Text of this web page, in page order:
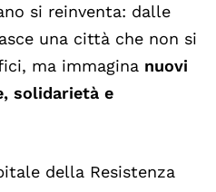
si reinventa: dalle
una città che non si
ma immagina nuovi
solidarietà e
della Resistenza